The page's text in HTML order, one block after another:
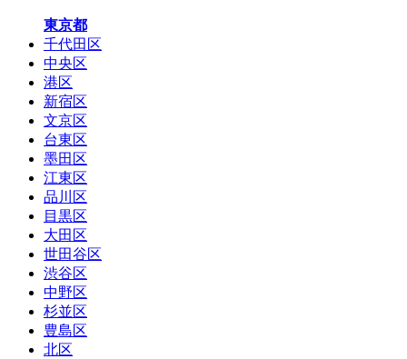
東京都
千代田区
中央区
港区
新宿区
文京区
台東区
墨田区
江東区
品川区
目黒区
大田区
世田谷区
渋谷区
中野区
杉並区
豊島区
北区